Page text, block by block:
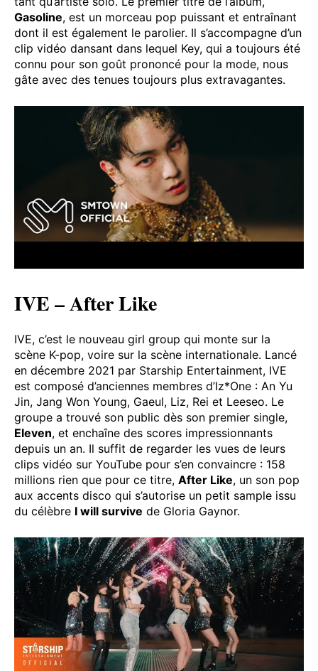
Gasoline, est un morceau pop puissant et entraînant
dont il est également le parolier. Il s’accompagne d’un
clip vidéo dansant dans lequel Key, qui a toujours été
connu pour son goût prononcé pour la mode, nous
gâte avec des tenues toujours plus extravagantes.
IVE – After Like
IVE, c’est le nouveau girl group qui monte sur la
scène K-pop, voire sur la scène internationale. Lancé
en décembre 2021 par Starship Entertainment, IVE
est composé d’anciennes membres d’Iz*One : An Yu
Jin, Jang Won Young, Gaeul, Liz, Rei et Leeseo. Le
groupe a trouvé son public dès son premier single,
Eleven, et enchaîne des scores impressionnants
depuis un an. Il suffit de regarder les vues de leurs
clips vidéo sur YouTube pour s’en convaincre : 158
millions rien que pour ce titre, After Like, un son pop
aux accents disco qui s’autorise un petit sample issu
du célèbre I will survive de Gloria Gaynor.